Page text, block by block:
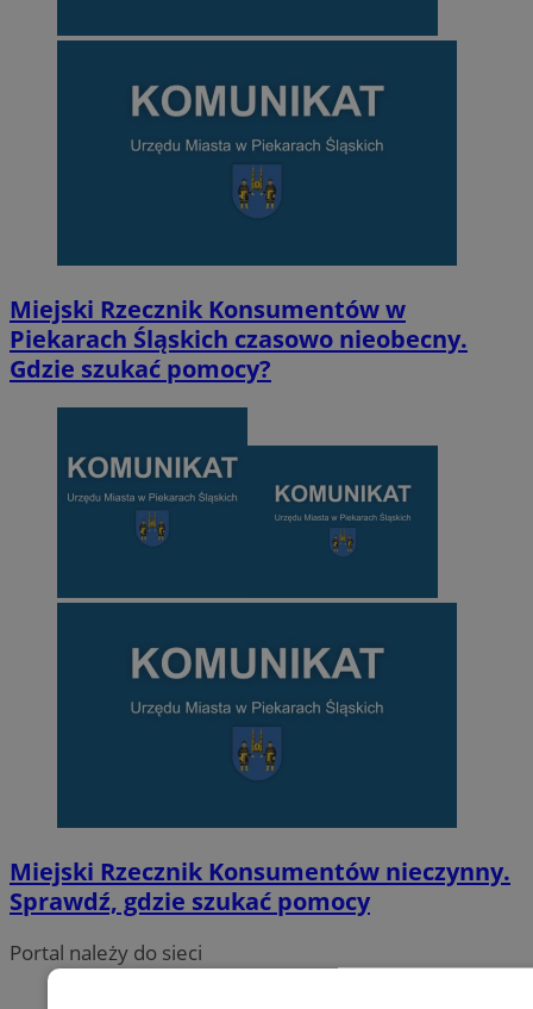
Miejski Rzecznik Konsumentów w
Piekarach Śląskich czasowo nieobecny.
Gdzie szukać pomocy?
Miejski Rzecznik Konsumentów nieczynny.
Sprawdź, gdzie szukać pomocy
Portal należy do sieci